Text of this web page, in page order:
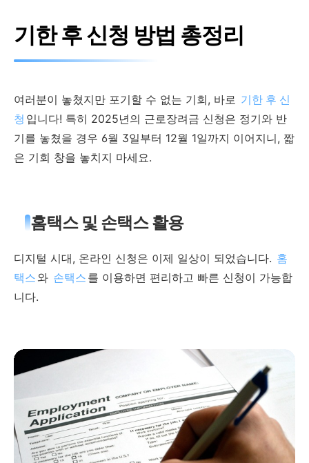
기한 후 신청 방법 총정리
여러분이 놓쳤지만 포기할 수 없는 기회, 바로 기한 후 신
청 입니다! 특히 2025년의 근로장려금 신청은 정기와 반
기를 놓쳤을 경우 6월 3일부터 12월 1일까지 이어지니, 짧
은 기회 창을 놓치지 마세요.
홈택스 및 손택스 활용
디지털 시대, 온라인 신청은 이제 일상이 되었습니다. 홈
택스 와 손택스 를 이용하면 편리하고 빠른 신청이 가능합
니다.